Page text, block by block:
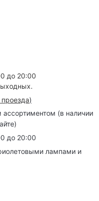
до 20:00
)
(в наличии
до 20:00
лампами и